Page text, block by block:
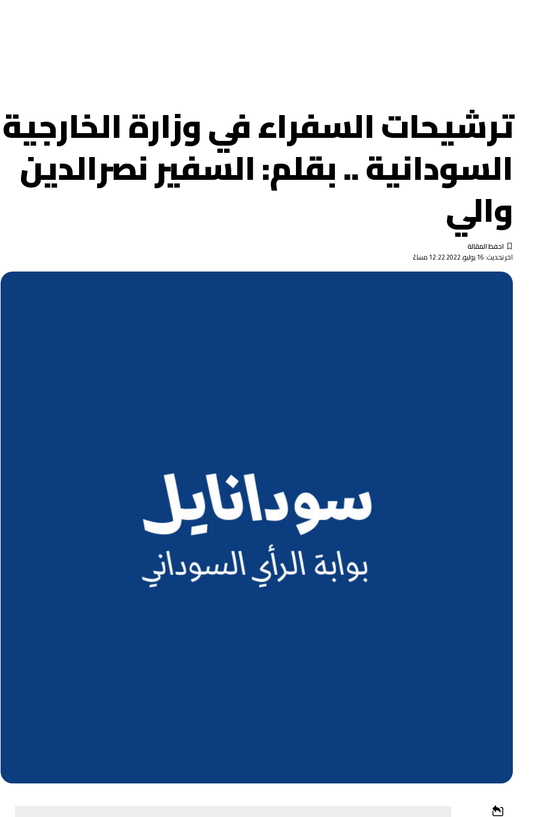
ترشيحات السفراء في وزارة الخارجية
السودانية .. بقلم: السفير نصرالدين
والي
اخر تحديث: 16 يوليو, 2022 12:22 مساءً